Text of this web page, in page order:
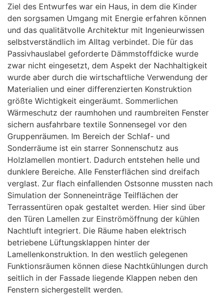
Ziel des Entwurfes war ein Haus, in dem die Kinder
den sorgsamen Umgang mit Energie erfahren können
und das qualitätvolle Architektur mit Ingenieurwissen
selbstverständlich im Alltag verbindet. Die für das
Passivhauslabel geforderte Dämmstoffdicke wurde
zwar nicht eingesetzt, dem Aspekt der Nachhaltigkeit
wurde aber durch die wirtschaftliche Verwendung der
Materialien und einer differenzierten Konstruktion
größte Wichtigkeit eingeräumt. Sommerlichen
Wärmeschutz der raumhohen und raumbreiten Fenster
sichern ausfahrbare textile Sonnensegel vor den
Gruppenräumen. Im Bereich der Schlaf- und
Sonderräume ist ein starrer Sonnenschutz aus
Holzlamellen montiert. Dadurch entstehen helle und
dunklere Bereiche. Alle Fensterflächen sind dreifach
verglast. Zur flach einfallenden Ostsonne mussten nach
Simulation der Sonneneinträge Teilflächen der
Terrassentüren opak gestaltet werden. Hier sind über
den Türen Lamellen zur Einströmöffnung der kühlen
Nachtluft integriert. Die Räume haben elektrisch
betriebene Lüftungsklappen hinter der
Lamellenkonstruktion. In den westlich gelegenen
Funktionsräumen können diese Nachtkühlungen durch
seitlich in der Fassade liegende Klappen neben den
Fenstern sichergestellt werden.